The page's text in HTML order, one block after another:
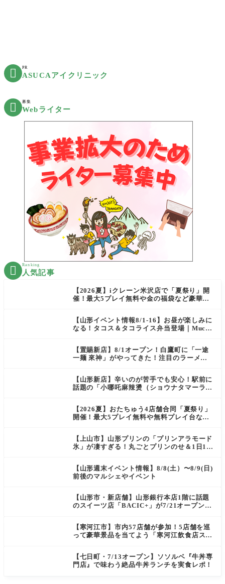
 PR
ASUCAアイクリニック
 募集
Webライター
 Ranking
人気記事
【2026夏】iクレーン米沢店で「夏祭り」開
催！最大5プレイ無料や金の福袋など豪華企
【山形イベント情報8/1-16】お昼が楽しみに
なる！タコス＆タコライス弁当登場｜Mucha
【置賜新店】8/1オープン！白鷹町に「一途
一麺 來神」がやってきた！注目のラーメン
【山形新店】辛いのが苦手でも安心！駅前に
話題の「小哪吒麻辣燙（ショウナタマーラー
【2026夏】おたちゅう4店舗合同「夏祭り」
開催！最大5プレイ無料や無料プレイ台など
【上山市】山形プリンの「プリンアラモード
氷」が凄すぎる！丸ごとプリンのせ＆1日10
【山形週末イベント情報】8/8(土）〜8/9(日)
前後のマルシェやイベント
【山形市・新店舗】山形銀行本店1階に話題
のスイーツ店「BACIC+」が7/21オープン！
【寒河江市】市内57店舗が参加！5店舗を巡
って豪華景品を当てよう「寒河江飲食店スタ
【七日町・7/13オープン】ソソルベ『牛丼専
門店』で味わう絶品牛丼ランチを実食レポ！